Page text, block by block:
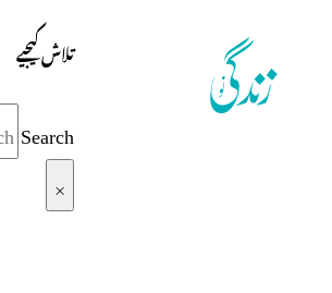
تلاش کیجیے
Search
×